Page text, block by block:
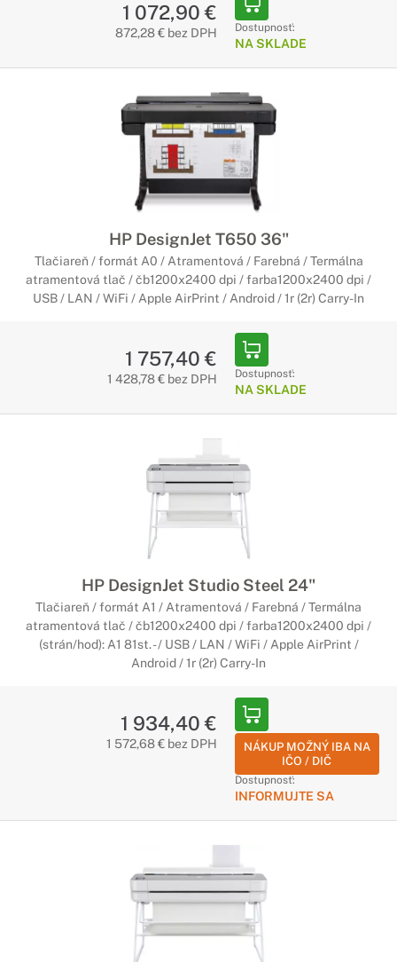
1 072,90 €
872,28 € bez DPH Dostupnosť:
NA SKLADE
HP DesignJet T650 36"
Tlačiareň / formát A0 / Atramentová / Farebná / Termálna
atramentová tlač / čb1200x2400 dpi / farba1200x2400 dpi /
USB / LAN / WiFi / Apple AirPrint / Android / 1r (2r) Carry-In
1 757,40 €
1 428,78 € bez DPH Dostupnosť:
NA SKLADE
HP DesignJet Studio Steel 24"
Tlačiareň / formát A1 / Atramentová / Farebná / Termálna
atramentová tlač / čb1200x2400 dpi / farba1200x2400 dpi /
(strán/hod): A1 81st. - / USB / LAN / WiFi / Apple AirPrint /
Android / 1r (2r) Carry-In
1 934,40 €
1 572,68 € bez DPH
NÁKUP MOŽNÝ IBA NA
IČO / DIČ
Dostupnosť:
INFORMUJTE SA